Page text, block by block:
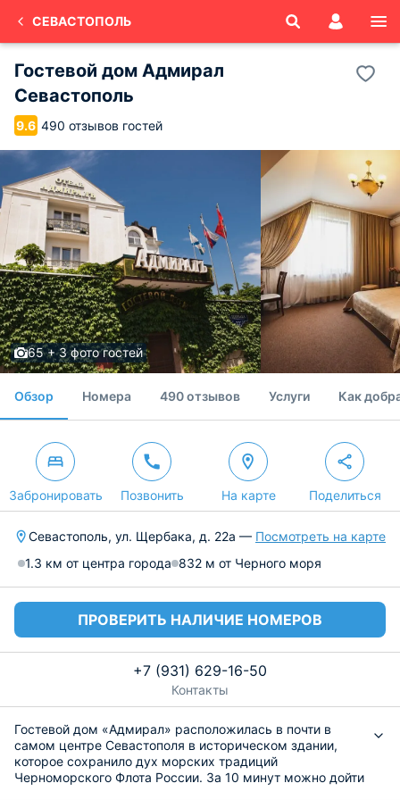
СЕВАСТОПОЛЬ
Гостевой дом Адмирал
Севастополь
9.6 490 отзывов гостей
65 + 3 фото гостей
Обзор Номера 490 отзывов Услуги Как
Забронировать Позвонить На карте Поделиться
Севастополь, ул. Щербака, д. 22а — Посмотреть на карте
1.3 км от центра города 832 м от Черного моря
ПРОВЕРИТЬ НАЛИЧИЕ НОМЕРОВ
+7 (931) 629-16-50
Контакты
Гостевой дом «Адмирал» расположилась в почти в
самом центре Севастополя в историческом здании,
которое сохранило дух морских традиций
Черноморского Флота России. За 10 минут можно дойти